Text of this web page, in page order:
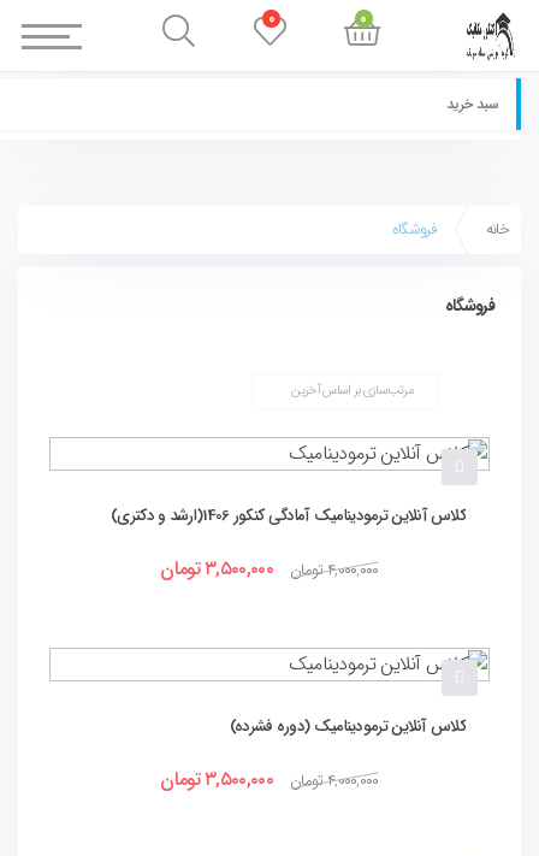
سبد خرید
خانه فروشگاه
فروشگاه
کلاس آنلاین ترمودینامیک آمادگی کنکور 1406(ارشد و دکتری)
۴,۰۰۰,۰۰۰تومان ۳,۵۰۰,۰۰۰تومان
کلاس آنلاین ترمودینامیک (دوره فشرده)
۴,۰۰۰,۰۰۰تومان ۳,۵۰۰,۰۰۰تومان
0
0